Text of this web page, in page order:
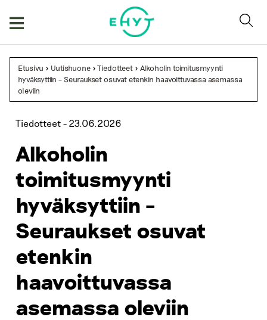
Etusivu > Uutishuone >Tiedotteet > Alkoholin toimitusmyynti
hyväksyttiin – Seuraukset osuvat etenkin haavoittuvassa asemassa
oleviin
Tiedotteet - 23.06.2026
Alkoholin
toimitusmyynti
hyväksyttiin –
Seuraukset osuvat
etenkin
haavoittuvassa
asemassa oleviin